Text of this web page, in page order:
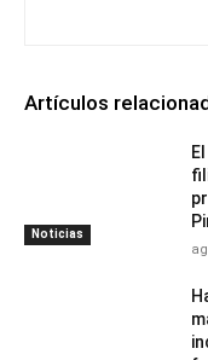
Artículos
Noticias